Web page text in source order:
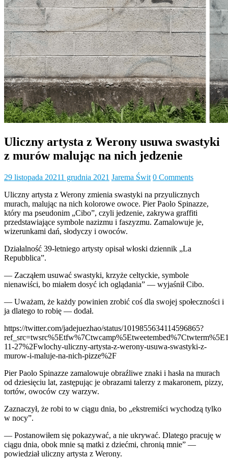
Uliczny artysta z Werony usuwa swastyki
z murów malując na nich jedzenie
29 listopada 20211 grudnia 2021 Jarema Świt 0 Comments
Uliczny artysta z Werony zmienia swastyki na przyulicznych
murach, malując na nich kolorowe owoce. Pier Paolo Spinazze,
który ma pseudonim „Cibo”, czyli jedzenie, zakrywa graffiti
przedstawiające symbole nazizmu i faszyzmu. Zamalowuje je,
wizerunkami dań, słodyczy i owoców.
Działalność 39-letniego artysty opisał włoski dziennik „La
Repubblica”.
— Zacząłem usuwać swastyki, krzyże celtyckie, symbole
nienawiści, bo miałem dosyć ich oglądania” — wyjaśnił Cibo.
— Uważam, że każdy powinien zrobić coś dla swojej społeczności i
ja dlatego to robię — dodał.
https://twitter.com/jadejuezhao/status/1019855634114596865?
11-27%2Fwlochy-uliczny-artysta-z-werony-usuwa-swastyki-z-
murow-i-maluje-na-nich-pizze%2F
Pier Paolo Spinazze zamalowuje obraźliwe znaki i hasła na murach
od dziesięciu lat, zastępując je obrazami talerzy z makaronem, pizzy,
tortów, owoców czy warzyw.
Zaznaczył, że robi to w ciągu dnia, bo „ekstremiści wychodzą tylko
w nocy”.
— Postanowiłem się pokazywać, a nie ukrywać. Dlatego pracuję w
ciągu dnia, obok mnie są matki z dziećmi, chronią mnie” —
powiedział uliczny artysta z Werony.